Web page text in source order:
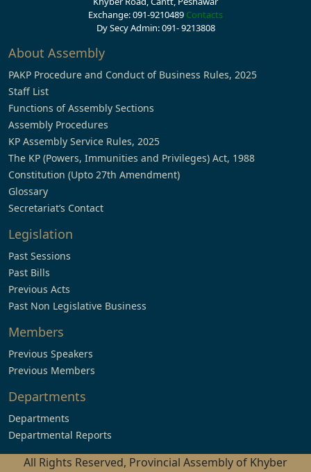
Exchange: 091-9210489 Contacts
Dy Secy Admin: 091- 9213808
About Assembly
PAKP Procedure and Conduct of Business Rules, 2025
Staff List
Functions of Assembly Sections
Assembly Procedures
KP Assembly Service Rules, 2025
The KP (Powers, Immunities and Privileges) Act, 1988
Constitution (Upto 27th Amendment)
Glossary
Secretariat’s Contact
Legislation
Past Sessions
Past Bills
Previous Acts
Past Non Legislative Business
Members
Previous Speakers
Previous Members
Departments
Departments
Departmental Reports
All Rights Reserved, Provincial Assembly of Khyber